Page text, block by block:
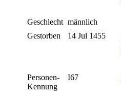
Geschlecht männlich
Gestorben
14 Jul 1455
Personen-
Kennung
I67